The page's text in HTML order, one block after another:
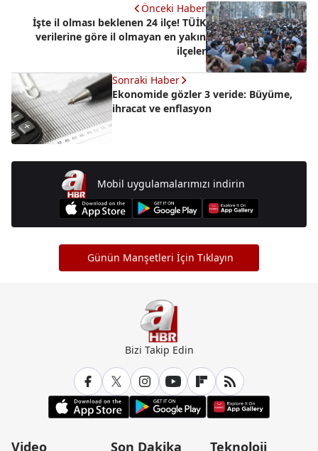
Önceki Haber
İşte il olması beklenen 24 ilçe! TÜİK
verilerine göre il olmayan en yakın
ilçeler
Sonraki Haber
Ekonomide gözler 3 veride: Büyüme,
ihracat ve enflasyon
Mobil uygulamalarımızı indirin
Günün Manşetleri İçin Tıklayın
Bizi Takip Edin
Video Son Dakika Teknoloji